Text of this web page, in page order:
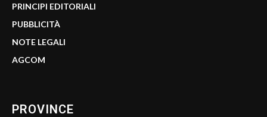
PRINCIPI EDITORIALI
PUBBLICITÀ
NOTE LEGALI
AGCOM
PROVINCE